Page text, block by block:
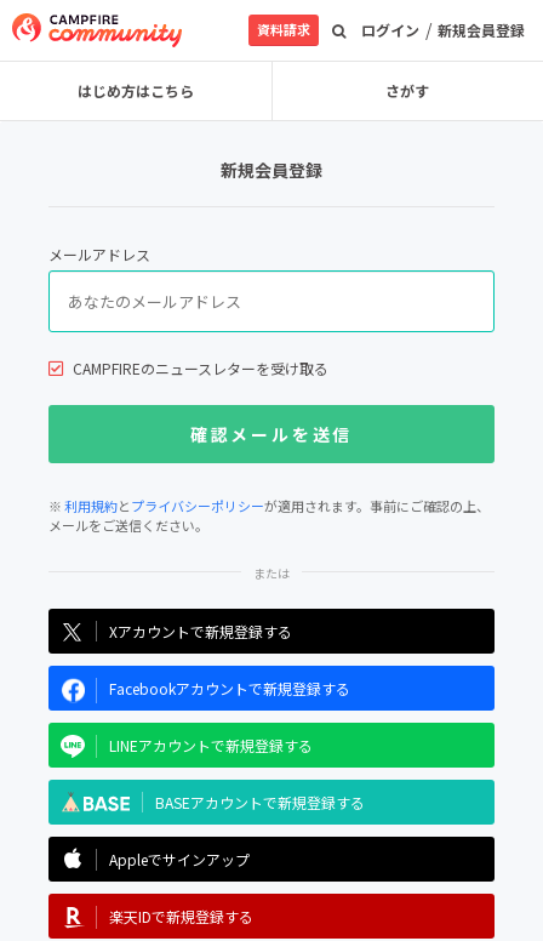
ログイン / 新規会員登録
資料請求
はじめ方はこちら さがす
新規会員登録
メールアドレス
CAMPFIREのニュースレターを受け取る
※利用規約とプライバシーポリシーが適用されます。事前にご確認の上、
メールをご送信ください。
Xアカウントで新規登録する
Facebookアカウントで新規登録する
LINEアカウントで新規登録する
BASEアカウントで新規登録する
Appleでサインアップ
楽天IDで新規登録する